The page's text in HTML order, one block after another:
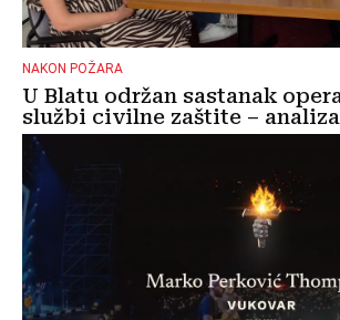
NAKON POŽARA
U Blatu održan sastanak
službi civilne zaštite – analiza